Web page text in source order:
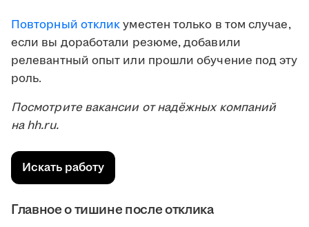
Повторный откликуместен только в том случае,
если вы доработали резюме, добавили
релевантный опыт или прошли обучение под эту
роль.
Посмотрите вакансии от надёжных компаний
на hh.ru.
Искать работу
Главное о тишине после отклика